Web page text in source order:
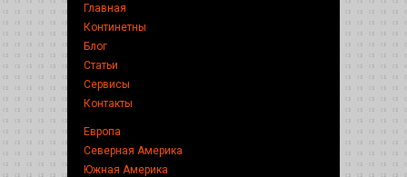
Главная
Континетны
Блог
Статьи
Сервисы
Контакты
Европа
Северная Америка
Южная Америка